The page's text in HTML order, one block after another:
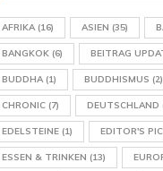
AFRIKA(16) ASIEN (35)
BANGKOK (6) BEITRAG
BUDDHA(1) BUDDHISMUS (2)
CHRONIC (7) DEUTSCHLAND
EDELSTEINE (1) EDITOR'S
ESSEN & TRINKEN (13)